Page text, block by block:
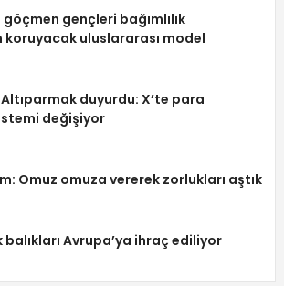
göçmen gençleri bağımlılık
koruyacak uluslararası model
duyurdu: X’te para
değişiyor
Omuz omuza vererek zorlukları aştık
Avrupa’ya ihraç ediliyor